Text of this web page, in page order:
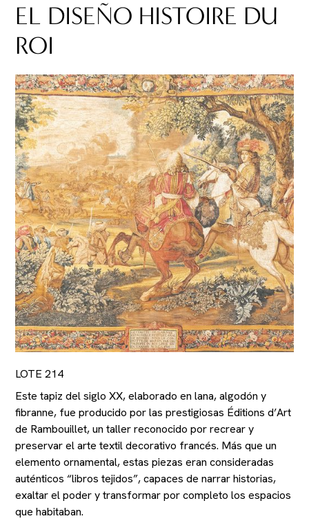
EL DISEÑO HISTOIRE DU
ROI
LOTE 214
Este tapiz del siglo XX, elaborado en lana, algodón y
fibranne, fue producido por las prestigiosas Éditions d’Art
de Rambouillet, un taller reconocido por recrear y
preservar el arte textil decorativo francés. Más que un
elemento ornamental, estas piezas eran consideradas
auténticos “libros tejidos”, capaces de narrar historias,
exaltar el poder y transformar por completo los espacios
que habitaban.